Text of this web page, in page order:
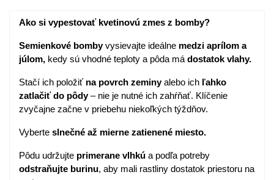
Ako si vypestovať kvetinovú zmes z bomby?
Semienkové bombyvysievajte ideálne medzi aprílom a
júlom, kedy sú vhodné teploty a pôda má dostatok vlahy.
Stačí ich položiť na povrch zeminyalebo ich ľahko
zatlačiť do pôdy– nie je nutné ich zahŕňať. Klíčenie
zvyčajne začne v priebehu niekoľkých týždňov.
Vyberte slnečné až mierne zatienené miesto.
Pôdu udržujte primerane vlhkú a podľa potreby
odstraňujte burinu, aby mali rastliny dostatok priestoru na